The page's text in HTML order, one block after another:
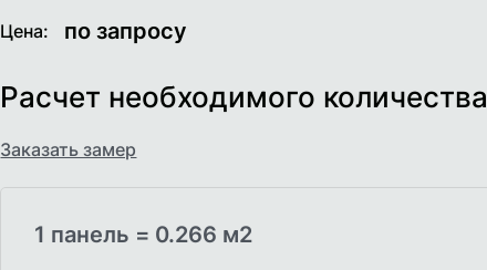
Цена: по запросу
Расчет необходимого количества
Заказать замер
1 панель = 0.266 м2